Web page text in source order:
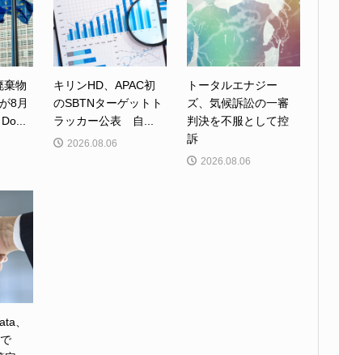
棄物
8月
キリンHD、APAC初
のSBTNターゲットト
ラッカー公表 自...
2026.08.06
トータルエナジー
ズ、気候訴訟の一審
判決を不服として控
訴
2026.08.06
、